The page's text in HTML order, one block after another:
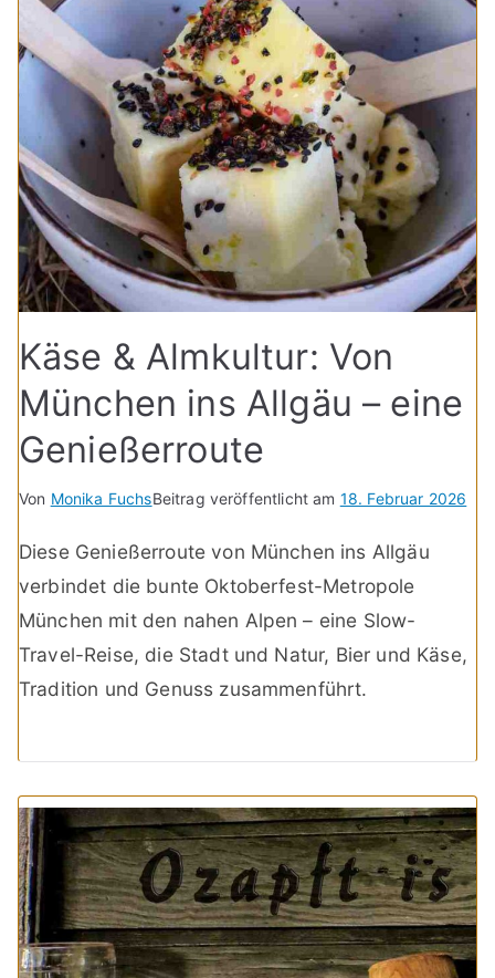
Käse & Almkultur: Von
München ins Allgäu – eine
Genießerroute
Von Monika FuchsBeitrag veröffentlicht am 18. Februar 2026
Diese Genießerroute von München ins Allgäu
verbindet die bunte Oktoberfest-Metropole
München mit den nahen Alpen – eine Slow-
Travel-Reise, die Stadt und Natur, Bier und Käse,
Tradition und Genuss zusammenführt.